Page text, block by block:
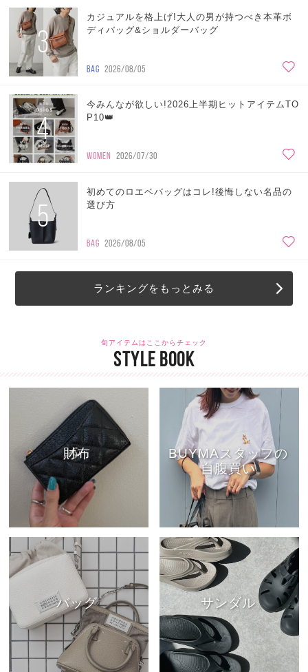
3
カジュアルを格上げ!大人の男が持つべき本革ボ
ディバッグ&ショルダーバッグ
BAG 2026/08/05
4
今みんなが欲しい!2026上半期ヒットアイテムTO
P10👑
WOMEN 2026/07/30
5
初めてのロエベバッグはコレ!後悔しない名品の
選び方
BAG 2026/08/05
ランキングをもっとみる
旬アイテムはここからチェック
STYLE BOOK
財布
BUYMAスタッフの
自腹買い
バッグ サンダル